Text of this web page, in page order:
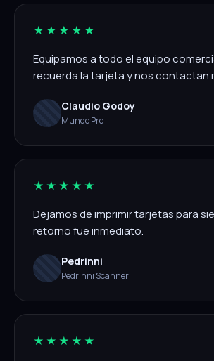
★★★★★
Equipamos a todo el equipo
recuerda la tarjeta y nos contactan
Claudio Godoy
Mundo Pro
★★★★★
Dejamos de imprimir tarjetas para
retorno fue inmediato.
Pedrinni
Pedrinni Scanner
★★★★★